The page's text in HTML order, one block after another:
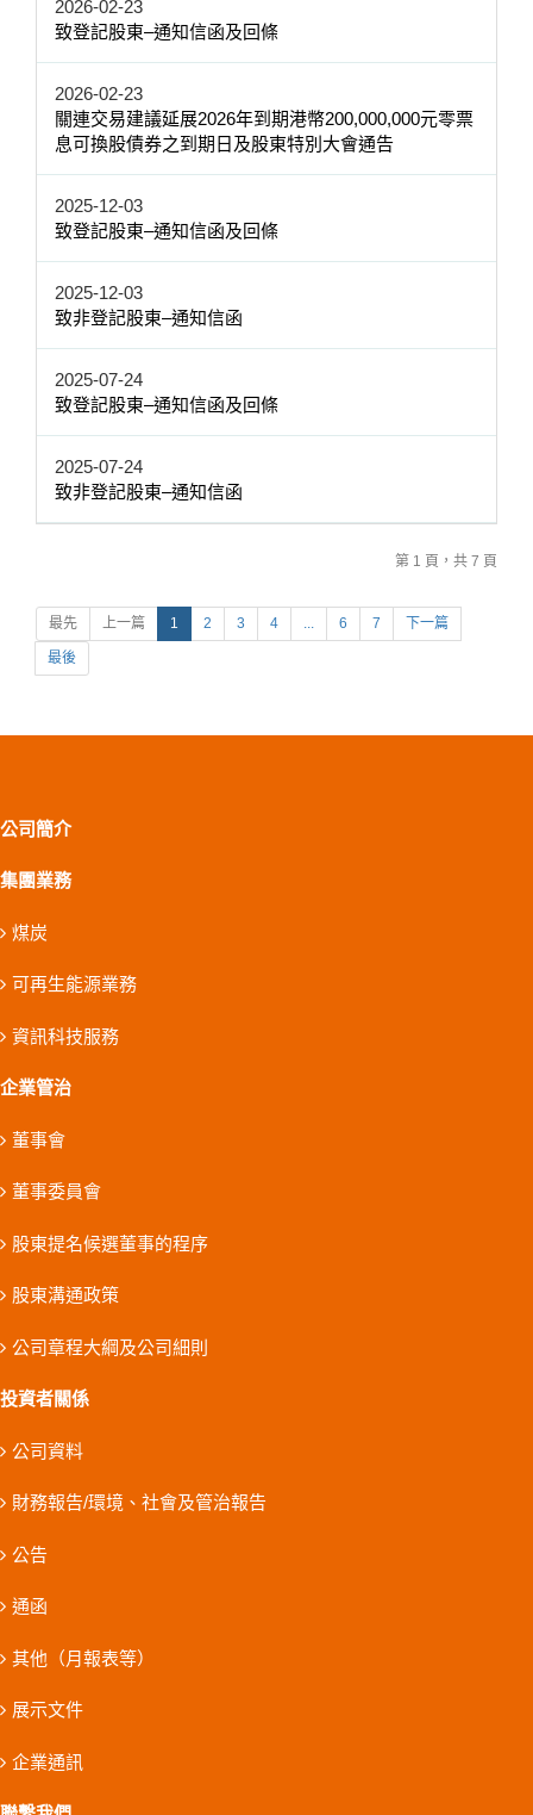
2026-02-23
致登記股東–通知信函及回條
2026-02-23
關連交易建議延展2026年到期港幣200,000,000元零票
息可換股債券之到期日及股東特別大會通告
2025-12-03
致登記股東–通知信函及回條
2025-12-03
致非登記股東–通知信函
2025-07-24
致登記股東–通知信函及回條
2025-07-24
致非登記股東–通知信函
第 1 頁，共 7 頁
最先 上一篇 1 2 3 4 ... 6 7 下一篇
最後
公司簡介
集團業務
煤炭
可再生能源業務
資訊科技服務
企業管治
董事會
董事委員會
股東提名候選董事的程序
股東溝通政策
公司章程大綱及公司細則
投資者關係
公司資料
財務報告/環境、社會及管治報告
公告
通函
其他（月報表等）
展示文件
企業通訊